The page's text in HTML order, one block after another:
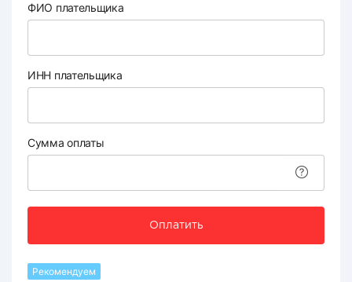
ФИО плательщика
ИНН плательщика
Сумма оплаты
Оплатить
Рекомендуем